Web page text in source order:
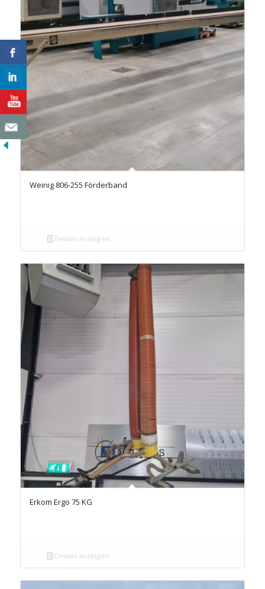
Weinig 806-255 Förderband
Details anzeigen
Erkom Ergo 75 KG
Details anzeigen